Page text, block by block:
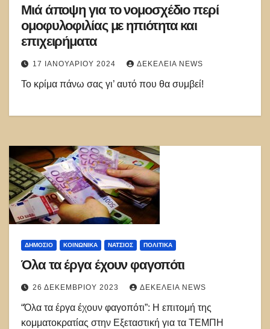
Μιά άποψη για το νομοσχέδιο περί
ομοφυλοφιλίας με ηπιότητα και
επιχειρήματα
17 ΙΑΝΟΥΑΡΊΟΥ 2024 ΔΕΚΈΛΕΙΑ NEWS
Το κρίμα πάνω σας γι’ αυτό που θα συμβεί!
ΔΗΜΌΣΙΟ ΚΟΙΝΩΝΙΚΑ ΝΑΤΣΙΌΣ ΠΟΛΙΤΙΚΑ
Όλα τα έργα έχουν φαγοπότι
26 ΔΕΚΕΜΒΡΊΟΥ 2023 ΔΕΚΈΛΕΙΑ NEWS
“Όλα τα έργα έχουν φαγοπότι”: Η επιτομή της
κομματοκρατίας στην Εξεταστική για τα ΤΕΜΠΗ